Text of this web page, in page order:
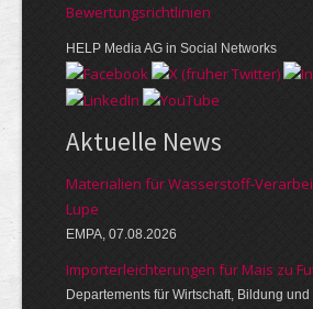
Bewer­tungs­richt­linien
HELP Media AG in Social Networks
Aktuelle News
Materialien für Wasserstoff-
Lupe
EMPA, 07.08.2026
Importerleichterungen für Mais zu
Departements für Wirtschaft, Bildung und